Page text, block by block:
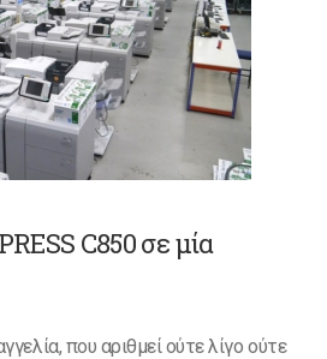
C850 σε μία
που αριθμεί ούτε λίγο ούτε